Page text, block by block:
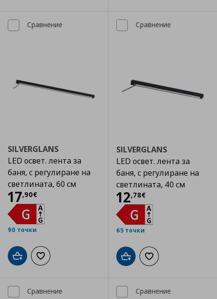
Сравнение
SILVERGLANS
LED освет. лента за
баня, с регулиране на
светлината, 60 см
17,90€
Цена
90 точки
Добави в кошницата
Добави към списъка с любими
Сравнение
SILVERGLANS
LED освет. лента за
баня, с регулиране на
светлината, 40 см
12,78€
Цена
65 точки
Добави в кошницата
Добави към
Сравнение Сравнение